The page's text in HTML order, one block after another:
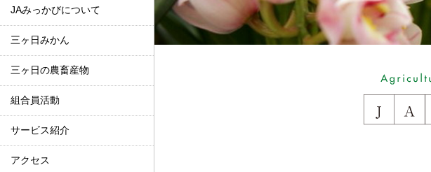
JAみっかびについて
三ヶ日みかん
三ヶ日の農畜産物
組合員活動
サービス紹介
アクセス